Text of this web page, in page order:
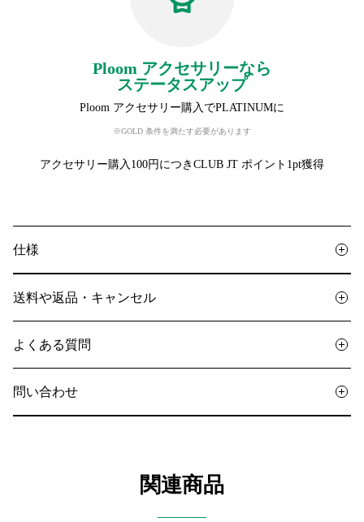
Ploom アクセサリーなら
ステータスアップ
Ploom アクセサリー購入でPLATINUMに
※GOLD 条件を満たす必要があります
アクセサリー購入100円につきCLUB JT ポイント1pt獲得
仕様
送料や返品・キャンセル
よくある質問
問い合わせ
関連商品